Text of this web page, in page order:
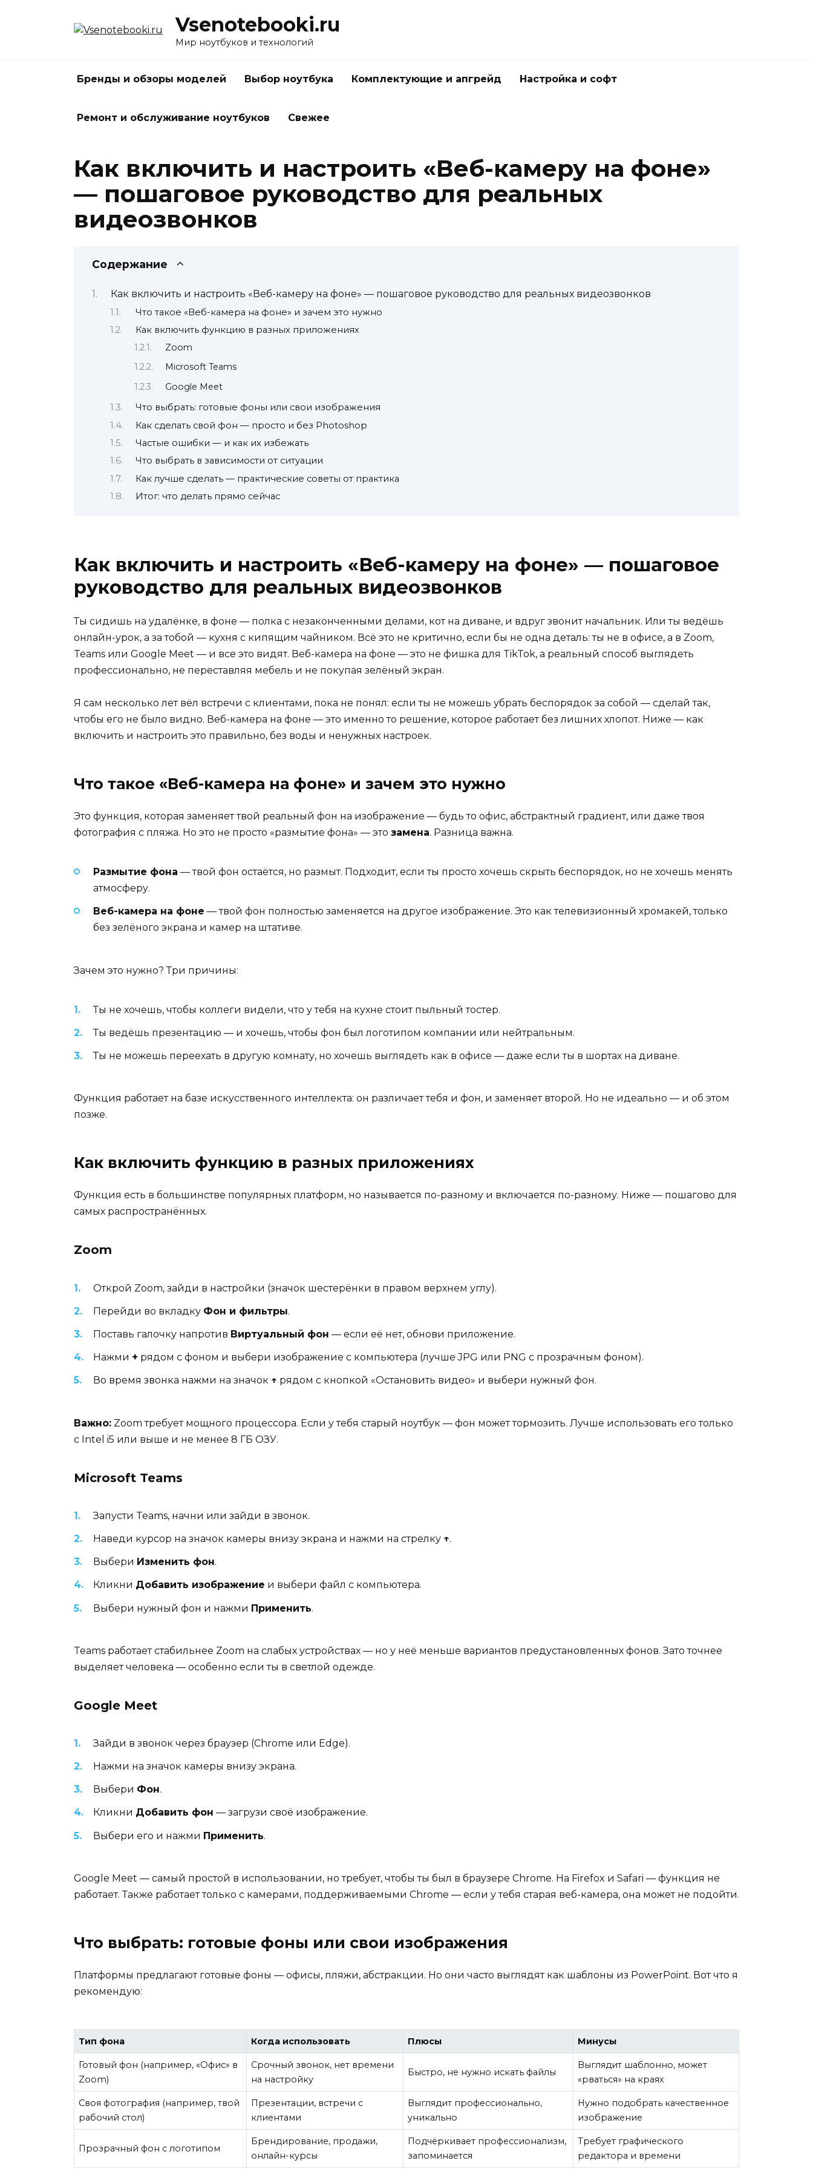
Vsenotebooki.ru
Мир ноутбуков и технологий
Бренды и обзоры моделей Выбор ноутбука Комплектующие и апгрейд Настройка и софт
Ремонт и обслуживание ноутбуков Свежее
Как включить и настроить «Веб-камеру на фоне»
— пошаговое руководство для реальных
видеозвонков
Содержание
Как включить и настроить «Веб-камеру на фоне» — пошаговое руководство для реальных видеозвонков
Что такое «Веб-камера на фоне» и зачем это нужно
Как включить функцию в разных приложениях
Zoom
Microsoft Teams
Google Meet
Что выбрать: готовые фоны или свои изображения
Как сделать свой фон — просто и без Photoshop
Частые ошибки — и как их избежать
Что выбрать в зависимости от ситуации
Как лучше сделать — практические советы от практика
Итог: что делать прямо сейчас
Как включить и настроить «Веб-камеру на фоне» — пошаговое
руководство для реальных видеозвонков
Ты сидишь на удалёнке, в фоне — полка с незаконченными делами, кот на диване, и вдруг звонит начальник. Или ты ведёшь
онлайн-урок, а за тобой — кухня с кипящим чайником. Всё это не критично, если бы не одна деталь: ты не в офисе, а в Zoom,
Teams или Google Meet — и все это видят. Веб-камера на фоне — это не фишка для TikTok, а реальный способ выглядеть
профессионально, не переставляя мебель и не покупая зелёный экран.
Я сам несколько лет вёл встречи с клиентами, пока не понял: если ты не можешь убрать беспорядок за собой — сделай так,
чтобы его не было видно. Веб-камера на фоне — это именно то решение, которое работает без лишних хлопот. Ниже — как
включить и настроить это правильно, без воды и ненужных настроек.
Что такое «Веб-камера на фоне» и зачем это нужно
Это функция, которая заменяет твой реальный фон на изображение — будь то офис, абстрактный градиент, или даже твоя
фотография с пляжа. Но это не просто «размытие фона» — это замена. Разница важна.
Размытие фона — твой фон остаётся, но размыт. Подходит, если ты просто хочешь скрыть беспорядок, но не хочешь менять
атмосферу.
Веб-камера на фоне — твой фон полностью заменяется на другое изображение. Это как телевизионный хромакей, только
без зелёного экрана и камер на штативе.
Зачем это нужно? Три причины:
Ты не хочешь, чтобы коллеги видели, что у тебя на кухне стоит пыльный тостер.
Ты ведёшь презентацию — и хочешь, чтобы фон был логотипом компании или нейтральным.
Ты не можешь переехать в другую комнату, но хочешь выглядеть как в офисе — даже если ты в шортах на диване.
Функция работает на базе искусственного интеллекта: он различает тебя и фон, и заменяет второй. Но не идеально — и об этом
позже.
Как включить функцию в разных приложениях
Функция есть в большинстве популярных платформ, но называется по-разному и включается по-разному. Ниже — пошагово для
самых распространённых.
Zoom
Открой Zoom, зайди в настройки (значок шестерёнки в правом верхнем углу).
Перейди во вкладку Фон и фильтры.
Поставь галочку напротив Виртуальный фон — если её нет, обнови приложение.
Нажми + рядом с фоном и выбери изображение с компьютера (лучше JPG или PNG с прозрачным фоном).
Во время звонка нажми на значок ↑ рядом с кнопкой «Остановить видео» и выбери нужный фон.
Важно: Zoom требует мощного процессора. Если у тебя старый ноутбук — фон может тормозить. Лучше использовать его только
с Intel i5 или выше и не менее 8 ГБ ОЗУ.
Microsoft Teams
Запусти Teams, начни или зайди в звонок.
Наведи курсор на значок камеры внизу экрана и нажми на стрелку ↑.
Выбери Изменить фон.
Кликни Добавить изображение и выбери файл с компьютера.
Выбери нужный фон и нажми Применить.
Teams работает стабильнее Zoom на слабых устройствах — но у неё меньше вариантов предустановленных фонов. Зато точнее
выделяет человека — особенно если ты в светлой одежде.
Google Meet
Зайди в звонок через браузер (Chrome или Edge).
Нажми на значок камеры внизу экрана.
Выбери Фон.
Кликни Добавить фон — загрузи своё изображение.
Выбери его и нажми Применить.
Google Meet — самый простой в использовании, но требует, чтобы ты был в браузере Chrome. На Firefox и Safari — функция не
работает. Также работает только с камерами, поддерживаемыми Chrome — если у тебя старая веб-камера, она может не подойти.
Что выбрать: готовые фоны или свои изображения
Платформы предлагают готовые фоны — офисы, пляжи, абстракции. Но они часто выглядят как шаблоны из PowerPoint. Вот что я
рекомендую:
Тип фона Когда использовать Плюсы Минусы
Готовый фон (например, «Офис» в
Zoom)
Срочный звонок, нет времени
на настройку
Быстро, не нужно искать файлы
Выглядит шаблонно, может
«рваться» на краях
Своя фотография (например, твой
рабочий стол)
Презентации, встречи с
клиентами
Выглядит профессионально,
уникально
Нужно подобрать качественное
изображение
Прозрачный фон с логотипом
Брендирование, продажи,
онлайн-курсы
Подчёркивает профессионализм,
запоминается
Требует графического
редактора и времени